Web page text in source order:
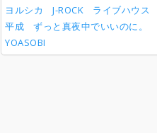
ヨルシカ
J-ROCK ライブハウス
平成
ずっと真夜中でいいのに。
YOASOBI